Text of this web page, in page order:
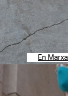
En Marxa